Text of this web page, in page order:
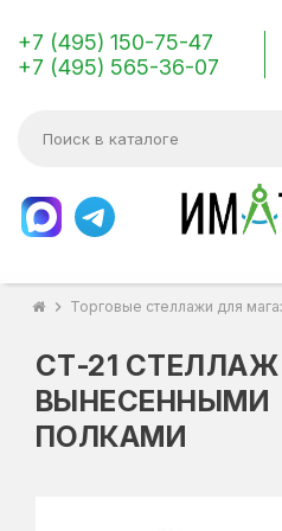
+7 (495) 150-75-47
+7 (495) 565-36-07
chevron_right Торговые стеллажи для
СТ-21
ВЫНЕСЕННЫМИ
ПОЛКАМИ